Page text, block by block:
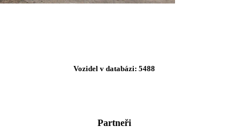
Vozidel v databázi: 5488
Partneři